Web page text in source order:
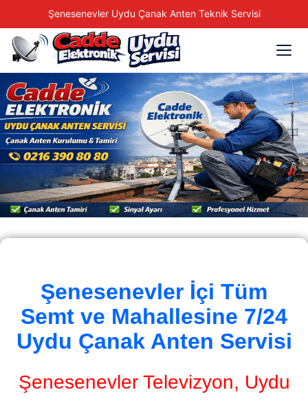
Şenesenevler Uydu Çanak Anten Teknik Servisi
Şenesenevler İçi Tüm
Semt ve Mahallesine 7/24
Uydu Çanak Anten Servisi
Şenesenevler Televizyon, Uydu